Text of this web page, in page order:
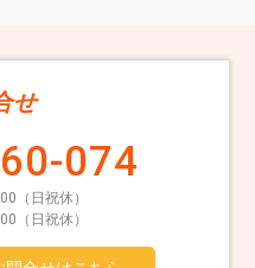
せ
074
（日祝休）
（日祝休）